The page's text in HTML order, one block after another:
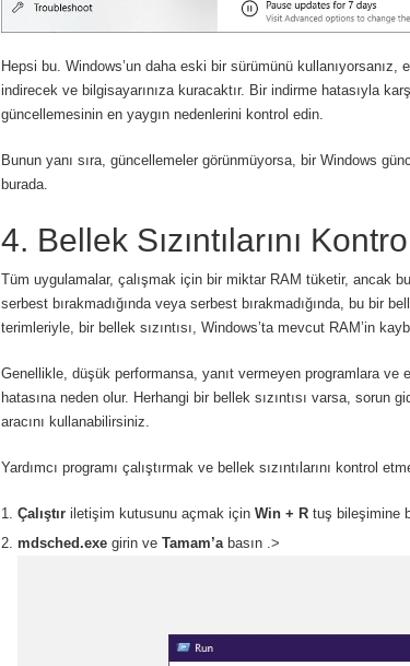
Hepsi bu. Windows’un daha eski bir sürümünü
indirecek ve bilgisayarınıza kuracaktır. Bir indirme hatasıyla
güncellemesinin en yaygın nedenlerini kontrol edin.
Bunun yanı sıra, güncellemeler görünmüyorsa, bir Windows
burada.
4. Bellek Sızıntılarını
Tüm uygulamalar, çalışmak için bir miktar RAM tüketir, ancak
serbest bırakmadığında veya serbest bırakmadığında, bu bir
terimleriyle, bir bellek sızıntısı, Windows’ta mevcut RAM’in
Genellikle, düşük performansa, yanıt vermeyen programlara ve
hatasına neden olur. Herhangi bir bellek sızıntısı varsa, sorun
aracını kullanabilirsiniz.
Yardımcı programı çalıştırmak ve bellek sızıntılarını kontrol
Çalıştıriletişim kutusunu açmak için Win + Rtuş bileşimine
mdsched.exegirin ve Tamam’abasın .>